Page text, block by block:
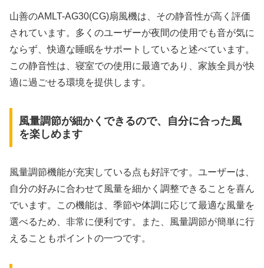
山善のAMLT-AG30(CG)扇風機は、その静音性が高く評価
されています。多くのユーザーが夜間の使用でも音が気に
ならず、快適な睡眠をサポートしていると述べています。
この静音性は、寝室での使用に最適であり、家族全員が快
適に過ごせる環境を提供します。
風量調節が細かくできるので、自分に合った風
を楽しめます
風量調節機能が充実している点も好評です。ユーザーは、
自分の好みに合わせて風量を細かく調整できることを喜ん
でいます。この機能は、季節や体調に応じて最適な風量を
選べるため、非常に便利です。また、風量調節が簡単に行
えることもポイントの一つです。